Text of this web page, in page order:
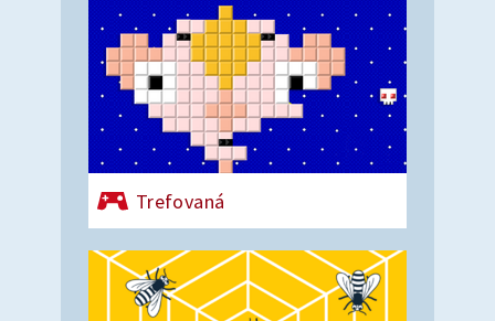
Trefovaná